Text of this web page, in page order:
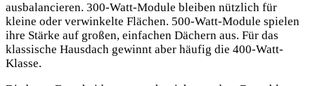
ausbalancieren. 300-Watt-Module bleiben nützlich für
kleine oder verwinkelte Flächen. 500-Watt-Module spielen
ihre Stärke auf großen, einfachen Dächern aus. Für das
klassische Hausdach gewinnt aber häufig die 400-Watt-
Klasse.